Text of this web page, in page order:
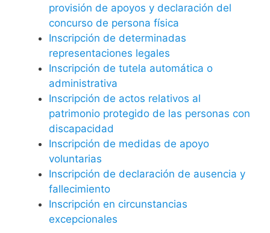
provisión de apoyos y declaración del
concurso de persona física
Inscripción de determinadas
representaciones legales
Inscripción de tutela automática o
administrativa
Inscripción de actos relativos al
patrimonio protegido de las personas con
discapacidad
Inscripción de medidas de apoyo
voluntarias
Inscripción de declaración de ausencia y
fallecimiento
Inscripción en circunstancias
excepcionales